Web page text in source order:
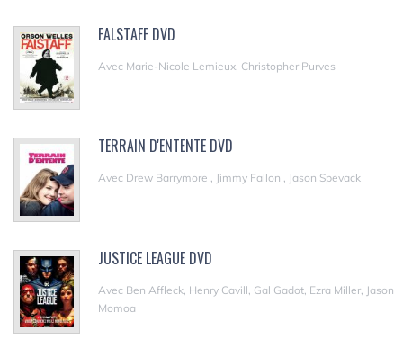
FALSTAFF DVD
Avec Marie-Nicole Lemieux, Christopher Purves
TERRAIN D'ENTENTE DVD
Avec Drew Barrymore , Jimmy Fallon , Jason Spevack
JUSTICE LEAGUE DVD
Avec Ben Affleck, Henry Cavill, Gal Gadot, Ezra Miller, Jason
Momoa